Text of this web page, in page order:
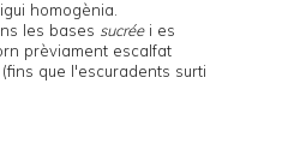
homogènia.
les bases sucréei es
prèviament escalfat
que l'escuradents surti